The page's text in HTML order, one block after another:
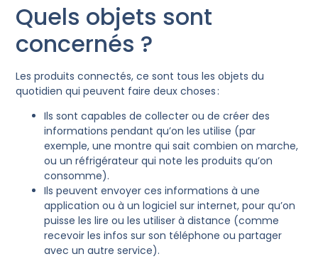
Quels objets sont
concernés ?
Les produits connectés, ce sont tous les objets du
quotidien qui peuvent faire deux choses :
Ils sont capables de collecter ou de créer des
informations pendant qu’on les utilise (par
exemple, une montre qui sait combien on marche,
ou un réfrigérateur qui note les produits qu’on
consomme).
Ils peuvent envoyer ces informations à une
application ou à un logiciel sur internet, pour qu’on
puisse les lire ou les utiliser à distance (comme
recevoir les infos sur son téléphone ou partager
avec un autre service).